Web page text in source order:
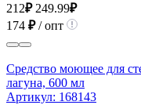
212₽ 249.99₽
174 ₽/ опт
Средство моющее для
лагуна, 600 мл
Артикул: 168143